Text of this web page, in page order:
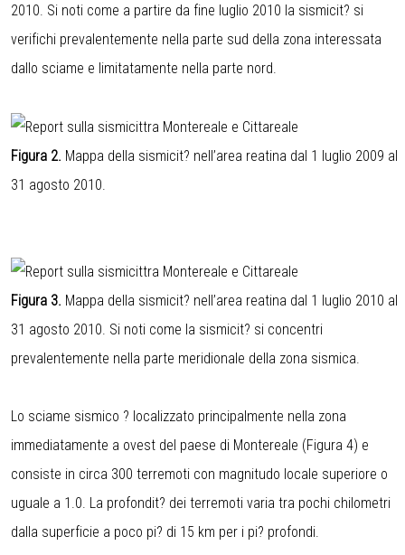
2010. Si noti come a partire da fine luglio 2010 la sismicit? si
verifichi prevalentemente nella parte sud della zona interessata
dallo sciame e limitatamente nella parte nord.
Figura 2. Mappa della sismicit? nell’area reatina dal 1 luglio 2009 al
31 agosto 2010.
Figura 3. Mappa della sismicit? nell’area reatina dal 1 luglio 2010 al
31 agosto 2010. Si noti come la sismicit? si concentri
prevalentemente nella parte meridionale della zona sismica.
Lo sciame sismico ? localizzato principalmente nella zona
immediatamente a ovest del paese di Montereale (Figura 4) e
consiste in circa 300 terremoti con magnitudo locale superiore o
uguale a 1.0. La profondit? dei terremoti varia tra pochi chilometri
dalla superficie a poco pi? di 15 km per i pi? profondi.